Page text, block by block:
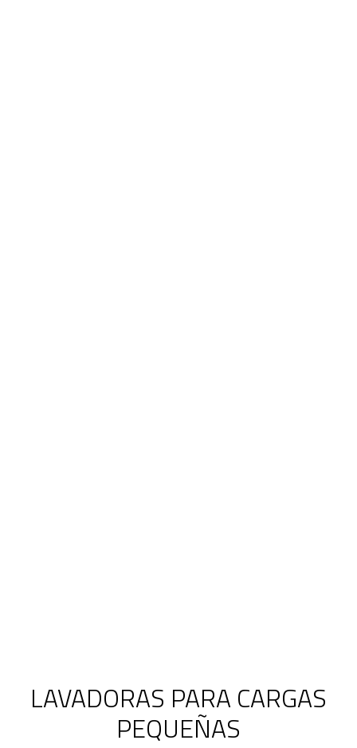
LAVADORAS PARA CARGAS
PEQUEÑAS